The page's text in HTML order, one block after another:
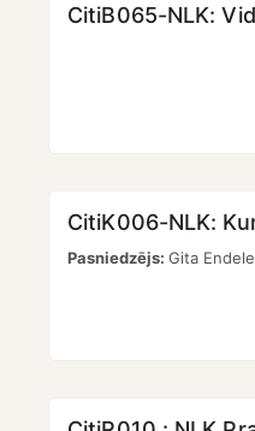
Pasniedzējs: Gita Endele